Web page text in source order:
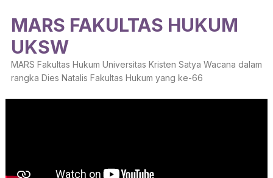
MARS FAKULTAS HUKUM
UKSW
MARS Fakultas Hukum Universitas Kristen Satya Wacana dalam
rangka Dies Natalis Fakultas Hukum yang ke-66